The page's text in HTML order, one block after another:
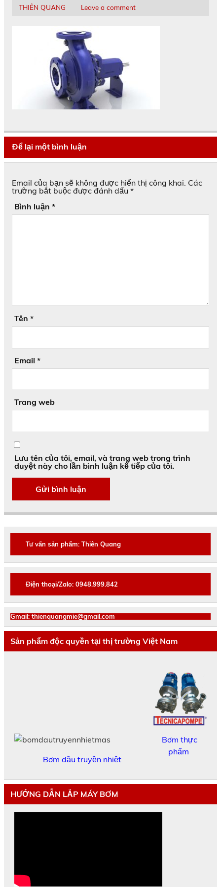
THIÊN QUANG Leave a comment
Để lại một bình luận
Email của bạn sẽ không được hiển thị công khai. Các
trường bắt buộc được đánh dấu *
Bình luận *
Tên *
Email *
Trang web
Lưu tên của tôi, email, và trang web trong trình
duyệt này cho lần bình luận kế tiếp của tôi.
Tư vấn sản phẩm: Thiên Quang
Điện thoại/Zalo: 0948.999.842
Gmail: thienquangmie@gmail.com
Sản phẩm độc quyền tại thị trường Việt Nam
Bơm dầu truyền nhiệt
Bơm thực
phẩm
HƯỚNG DẪN LẮP MÁY BƠM